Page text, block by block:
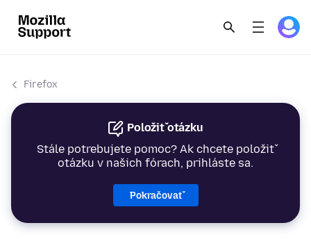
Firefox
Položiť otázku
Stále potrebujete pomoc? Ak chcete položiť
otázku v našich fórach, prihláste sa.
Pokračovať